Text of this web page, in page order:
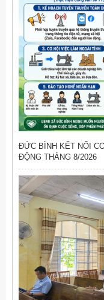
ĐỨC BÌNH KẾT NỐI
ĐỘNG THÁNG 8/2026